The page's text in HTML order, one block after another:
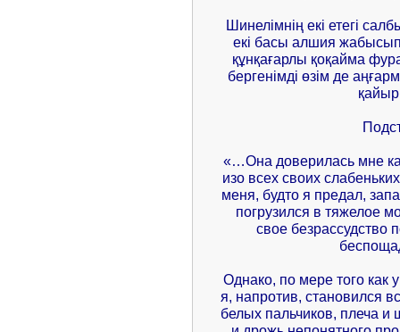
Шинелімнің екі етегі
екі басы алшия
құнқағарлы қоқайма
бергенімді өзім де
«…Она доверилась мне
изо всех своих
меня, будто я предал,
погрузился в тяжелое
свое безрассудство
Однако, по мере того как
я, напротив, становился
белых пальчиков, плеча и